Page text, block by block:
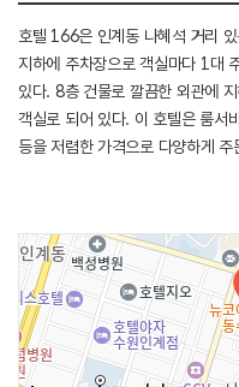
호텔 166은 인계동 나혜석 거리
지하에 주차장으로 객실마다 1대
있다. 8층 건물로 깔끔한 외관에
객실로 되어 있다. 이 호텔은 룸서
등을 저렴한 가격으로 다양하게
100% 오리털 침구와 경추형 큰
인계예술공원과 효원공원이 있다.